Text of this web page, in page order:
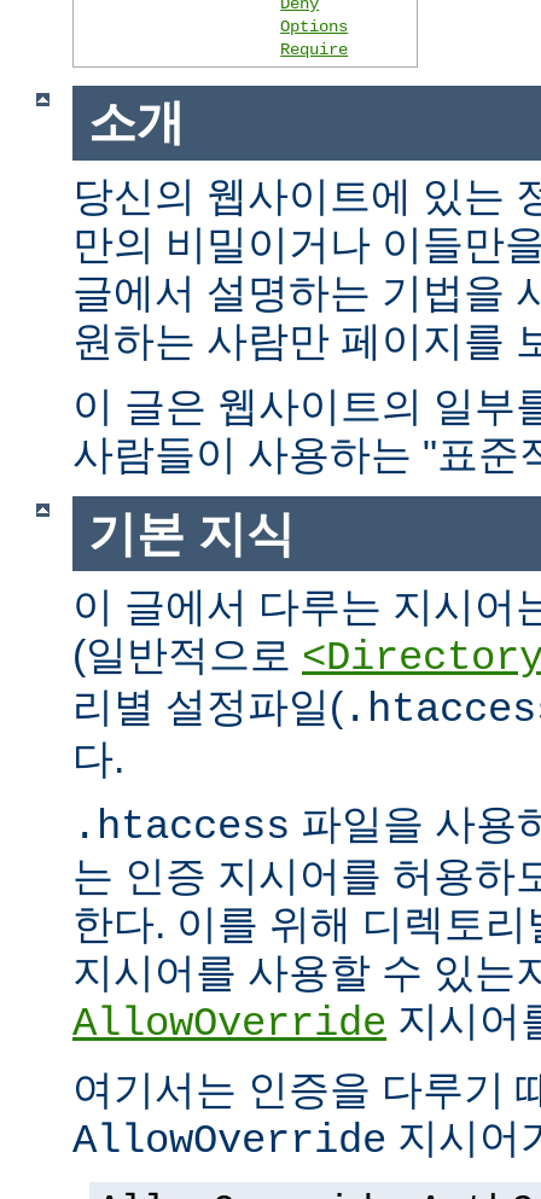
Options
Require
소개
당신의 웹사이트에 있는
만의 비밀이거나 이들만
글에서 설명하는 기법을
원하는 사람만 페이지를
이 글은 웹사이트의 일부
사람들이 사용하는 "표준
기본 지식
이 글에서 다루는 지시어
(일반적으로
리별 설정파일(
다.
.htaccess 파일을 사용
는 인증 지시어를 허용하
한다. 이를 위해 디렉토
지시어를 사용할 수 있는
AllowOverride 지시어
여기서는 인증을 다루기
AllowOverride 지시어